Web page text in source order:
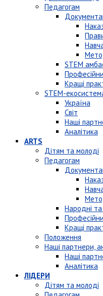
Педагогам
STEM
Кращі
STEM-
Україна
Світ
Наші
Аналітика
ARTS
Дітям та молоді
Педагогам
Народні та
Кращі
Положення
Наші партнери,
Наші
Аналітика
ЛІДЕРИ
Дітям та молоді